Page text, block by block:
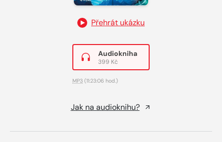
Přehrát ukázku
Audiokniha
399 Kč
MP3 (11:23:06 hod.)
Jak na audioknihu?